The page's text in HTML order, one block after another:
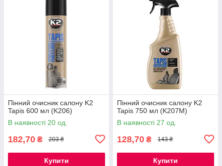
Пінний очисник салону K2
Tapis 600 мл (K206)
В наявності 20 од.
182,70 ₴ 203 ₴
Купити
Пінний очисник салону K2
Tapis 750 мл (K207M)
В наявності 27 од.
128,70 ₴ 143 ₴
Купити